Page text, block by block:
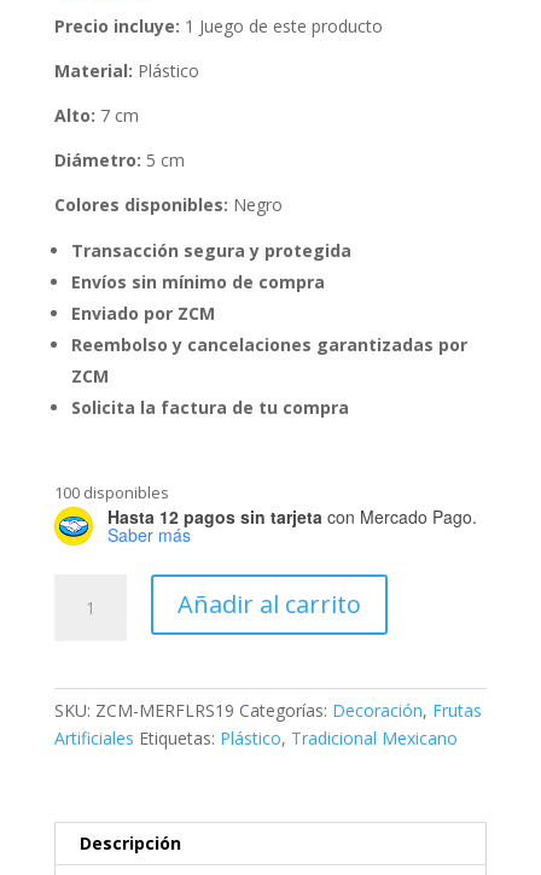
Precio incluye: 1 Juego de este producto
Material: Plástico
Alto: 7 cm
Diámetro: 5 cm
Colores disponibles: Negro
Transacción segura y protegida
Envíos sin mínimo de compra
Enviado por ZCM
Reembolso y cancelaciones garantizadas por
ZCM
Solicita la factura de tu compra
100 disponibles
Hasta 12 pagos sin tarjetacon Mercado Pago.
Saber más
Higos
cantidad
Añadir al carrito
SKU: ZCM-MERFLRS19 Categorías: Decoración, Frutas
Artificiales Etiquetas: Plástico, Tradicional Mexicano
Descripción